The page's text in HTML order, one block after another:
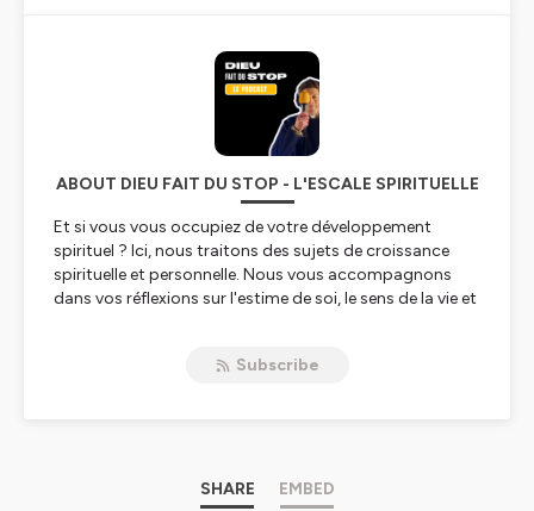
ABOUT DIEU FAIT DU STOP - L'ESCALE SPIRITUELLE
Et si vous vous occupiez de votre développement
spirituel ? Ici, nous traitons des sujets de croissance
spirituelle et personnelle. Nous vous accompagnons
dans vos réflexions sur l'estime de soi, le sens de la vie et
dieufaitdustop.fr/podcast
Subscribe
SHARE EMBED